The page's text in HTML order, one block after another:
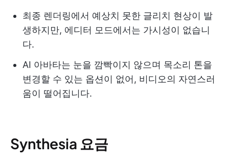
최종 렌더링에서 예상치 못한 글리치 현상이 발
생하지만, 에디터 모드에서는 가시성이 없습니
다.
AI 아바타는 눈을 깜빡이지 않으며 목소리 톤을
변경할 수 있는 옵션이 없어, 비디오의 자연스러
움이 떨어집니다.
Synthesia 요금